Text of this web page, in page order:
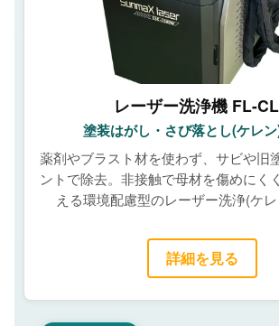
レーザー洗浄機 FL-
塗装はがし・さび落とし(ケレ
薬剤やブラスト材を使わず、サビや旧
ントで除去。非接触で母材を傷めにく
える環境配慮型のレーザー洗浄(ケレ
詳細を見る